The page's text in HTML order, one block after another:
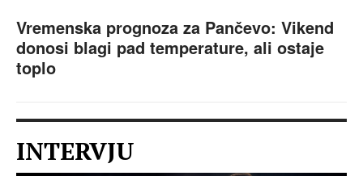
Vremenska prognoza za Pančevo: Vikend
donosi blagi pad temperature, ali ostaje
toplo
INTERVJU